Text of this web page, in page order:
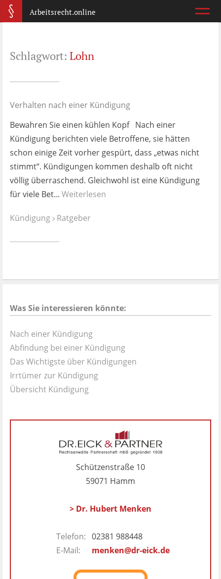
Arbeitsrecht.online
Was ist wichtig?
Wie reagiere ich?
Kündigung
Was jetzt?
Aufhebungsvertrag
Wann lohnt er sich?
Zeugnis
Ist es wirklich gut?
News
Impressum
Datenschutz
Schlagwort: Lohn
Verhalten nach einer Kündigung
Bewahren Sie einen kühlen Kopf Nach einer
Kündigung berichten viele Betroffene, sie hätten
schon einige Zeit vorher gespürt, dass „etwas nicht
stimmt“. Kündigungen kommen deshalb oft nicht
völlig überraschend. Gleichwohl ist eine Kündigung
für viele Bet... Weiterlesen
Kündigung Ratgeber
Was Sie interessieren könnte:
Nach einer Kündigung
Abfindung bei einer Kündigung
Das Wichtigste über Kündigungen
Irrtümer zur Kündigung
Übersicht Kündigung
Schützenstraße 10
59071 Hamm
> Dr. Hubert Menken
Telefon: 02381 988448
E-Mail:
menken@dr-eick.de